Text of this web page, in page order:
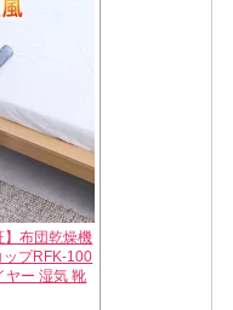
】布団乾燥機
ップRFK-100
ヤー 湿気 靴